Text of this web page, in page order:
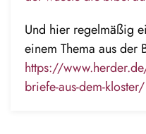
Und hier regelmäßig
einem Thema aus der
https://
briefe-aus-dem-kloster/